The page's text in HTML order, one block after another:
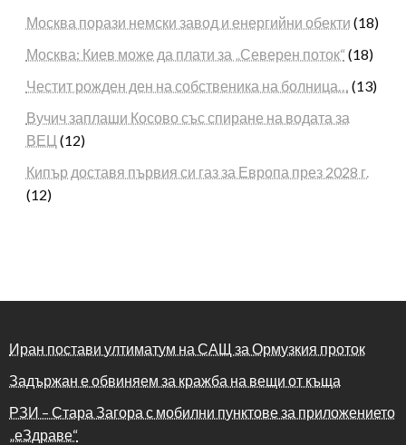
Москва порази немски завод и енергийни обекти (18)
Москва: Киев може да плати за „Северен поток“ (18)
Честит рожден ден на собственика на болница…
(13)
Вучич заплаши Косово със спиране на водата за
ВЕЦ (12)
Кипър доставя първия си газ за Европа през 2028 г.
(12)
Иран постави ултиматум на САЩ за Ормузкия проток
Задържан е обвиняем за кражба на вещи от къща
РЗИ – Стара Загора с мобилни пунктове за приложението
„еЗдраве“